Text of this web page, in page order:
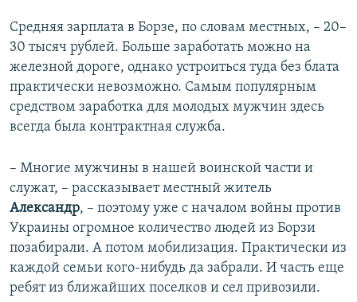
Средняя зарплата в Борзе, по словам местных, – 20–
30 тысяч рублей. Больше заработать можно на
железной дороге, однако устроиться туда без блата
практически невозможно. Самым популярным
средством заработка для молодых мужчин здесь
всегда была контрактная служба.
– Многие мужчины в нашей воинской части и
служат, – рассказывает местный житель
Александр, – поэтому уже с началом войны против
Украины огромное количество людей из Борзи
позабирали. А потом мобилизация. Практически из
каждой семьи кого-нибудь да забрали. И часть еще
ребят из ближайших поселков и сел привозили.